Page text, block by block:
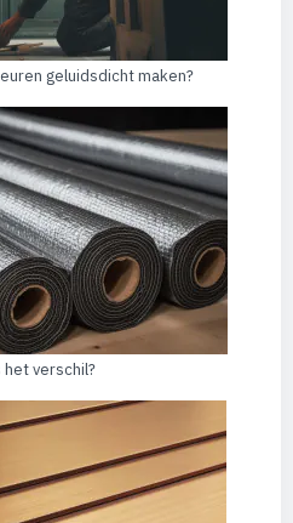
geluidsdicht maken?
verschil?